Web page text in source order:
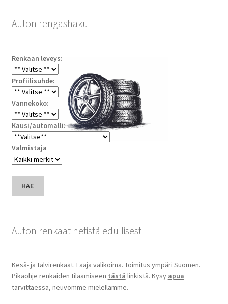
Auton rengashaku
Renkaan leveys:
Profiilisuhde:
Vannekoko:
Kausi/automalli:
Valmistaja
HAE
Auton renkaat netistä edullisesti
Kesä- ja talvirenkaat. Laaja valikoima. Toimitus ympäri Suomen.
Pikaohje renkaiden tilaamiseen tästä linkistä. Kysy apua
tarvittaessa, neuvomme mielellämme.